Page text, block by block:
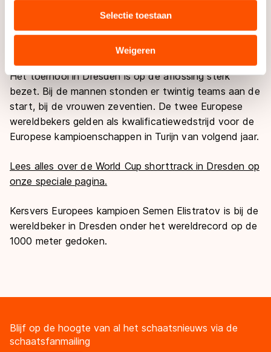
combineren met andere gegevens die u aan hen heeft
verstrekt of die zij hebben verzameld via hun services.
Sommige partners kunnen gegevens doorgeven aan
landen buiten de EU, zoals de VS, waar mogelijk geen
adequaat beschermingsniveau geldt volgens de GDPR.
Door op ‘Toestaan’ te klikken, stemt u in met deze
overdracht. Meer informatie vindt u in onscookiebeleid
Selectie toestaan
Weigeren
Seoul is de tiende plaats geen probleem. Nederland
staat in het klassement vijfde, waar een plaats bij de
beste acht na zes wedstrijden noodzakelijk is.
Het toernooi in Dresden is op de aflossing sterk
bezet. Bij de mannen stonden er twintig teams aan de
start, bij de vrouwen zeventien. De twee Europese
wereldbekers gelden als kwalificatiewedstrijd voor de
Europese kampioenschappen in Turijn van volgend jaar.
Lees alles over de World Cup shorttrack in Dresden op
onze speciale pagina.
Kersvers Europees kampioen Semen Elistratov is bij de
wereldbeker in Dresden onder het wereldrecord op de
1000 meter gedoken.
Blijf op de hoogte van al het schaatsnieuws via de
schaatsfanmailing